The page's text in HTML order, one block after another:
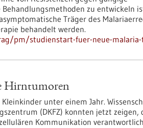
zu entwickeln
Träger des
behandelt werden.
pm/studienstart-fuer-neue-malaria-
Hirntumoren
unter einem Jahr.
(DKFZ) konnten jetzt zeigen,
Kommunikation